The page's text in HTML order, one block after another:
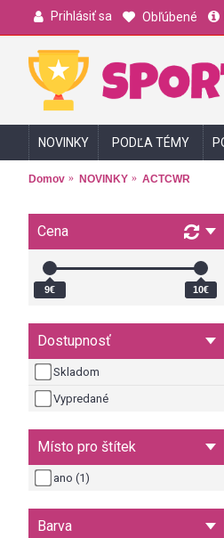
Prihlásiť sa Obľúbené
NOVINKY PODĽA TÉMY
Domov NOVINKY ACTCWR
Cena
9€ 10€
Dostupnosť
Skladom
Vypredané
Místo pro štítek
ano (1)
Barva